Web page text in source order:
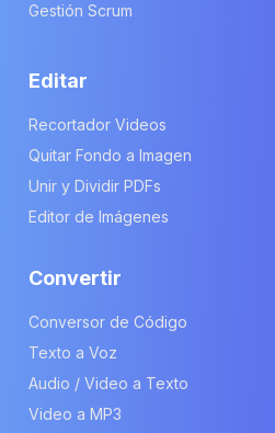
Gestión Scrum
Editar
Recortador Videos
Quitar Fondo a Imagen
Unir y Dividir PDFs
Editor de Imágenes
Convertir
Conversor de Código
Texto a Voz
Audio / Video a Texto
Video a MP3